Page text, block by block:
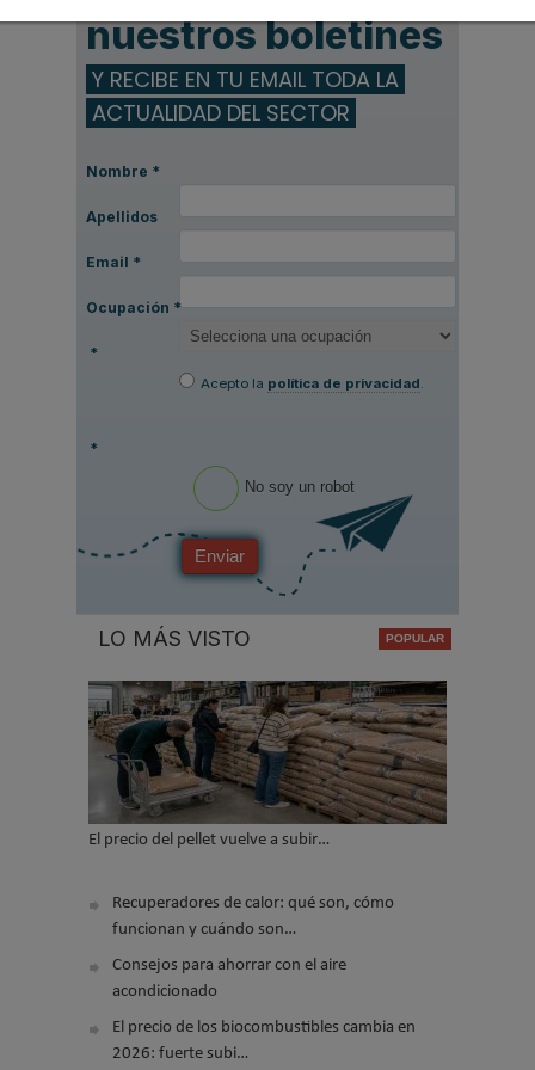
nuestros boletines
Y RECIBE EN TU EMAIL TODA LA
ACTUALIDAD DEL SECTOR
Nombre *
Apellidos
Email *
Ocupación *
*
Acepto la política de privacidad.
*
No soy un robot
Enviar
LO MÁS VISTO
El precio del pellet vuelve a subir…
Recuperadores de calor: qué son, cómo
funcionan y cuándo son…
Consejos para ahorrar con el aire
acondicionado
El precio de los biocombustibles cambia en
2026: fuerte subi…